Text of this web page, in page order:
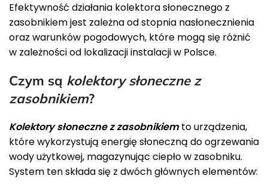
Efektywność działania kolektora słonecznego z
zasobnikiem jest zależna od stopnia nasłonecznienia
oraz warunków pogodowych, które mogą się różnić
w zależności od lokalizacji instalacji w Polsce.
Czym są kolektory słoneczne z
zasobnikiem?
Kolektory słoneczne z zasobnikiemto urządzenia,
które wykorzystują energię słoneczną do ogrzewania
wody użytkowej, magazynując ciepło w zasobniku.
System ten składa się z dwóch głównych elementów: